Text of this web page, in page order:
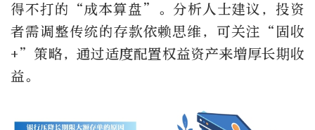
得不打的“成本算盘”。分析人士建议，投资
者需调整传统的存款依赖思维，可关注“固收
+”策略，通过适度配置权益资产来增厚长期收
益。